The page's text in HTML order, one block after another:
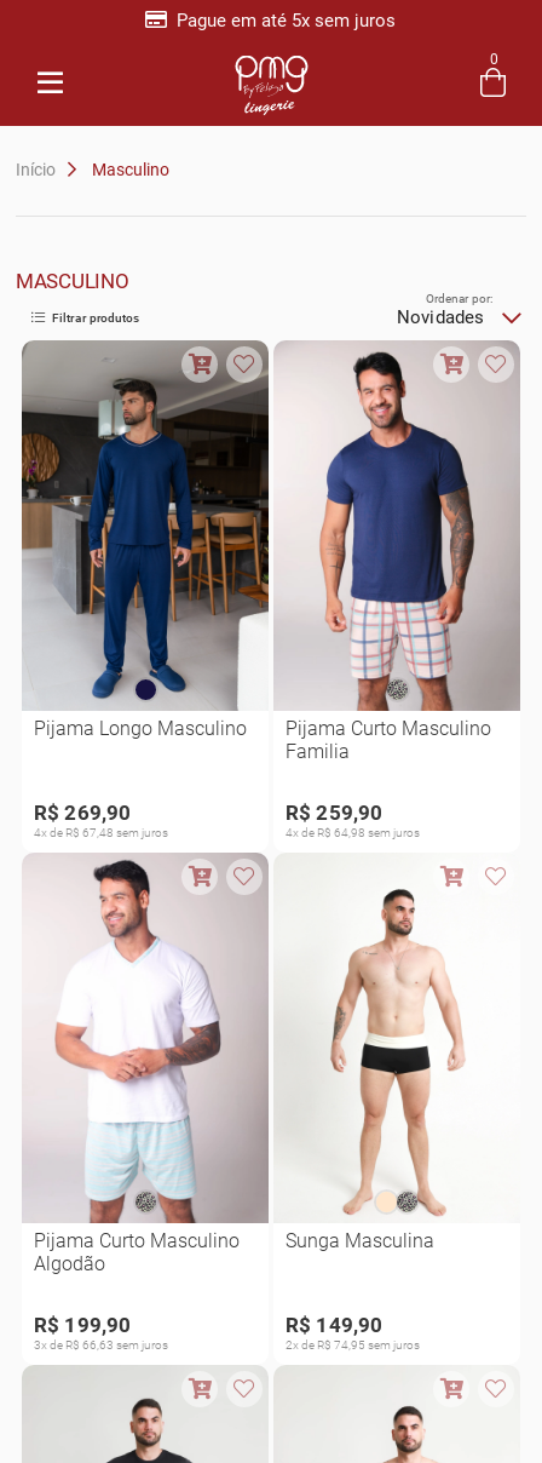
Entre com email ou cpf/cnpj
Pague em até 5x sem juros
0
Início Masculino
MASCULINO
Filtrar produtos Novidades
Ordenar por:
Pijama Longo Masculino
R$ 269,90
4x de R$ 67,48 sem juros
Pijama Curto Masculino
Familia
R$ 259,90
4x de R$ 64,98 sem juros
Pijama Curto Masculino
Algodão
R$ 199,90
3x de R$ 66,63 sem juros
Sunga Masculina
R$ 149,90
2x de R$ 74,95 sem juros